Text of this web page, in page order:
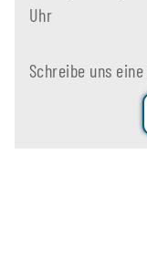
Uhr
Schreibe uns